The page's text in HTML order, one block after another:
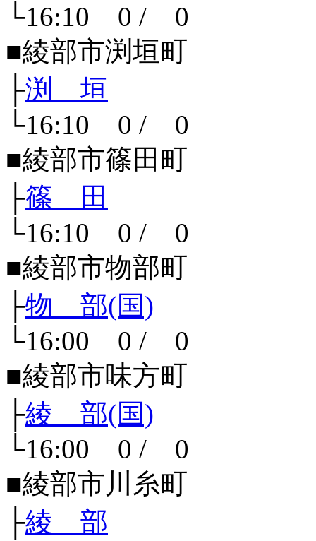
└16:10 0 / 0
■綾部市渕垣町
├渕 垣
└16:10 0 / 0
■綾部市篠田町
├篠 田
└16:10 0 / 0
■綾部市物部町
├物 部(国)
└16:00 0 / 0
■綾部市味方町
├綾 部(国)
└16:00 0 / 0
■綾部市川糸町
├綾 部